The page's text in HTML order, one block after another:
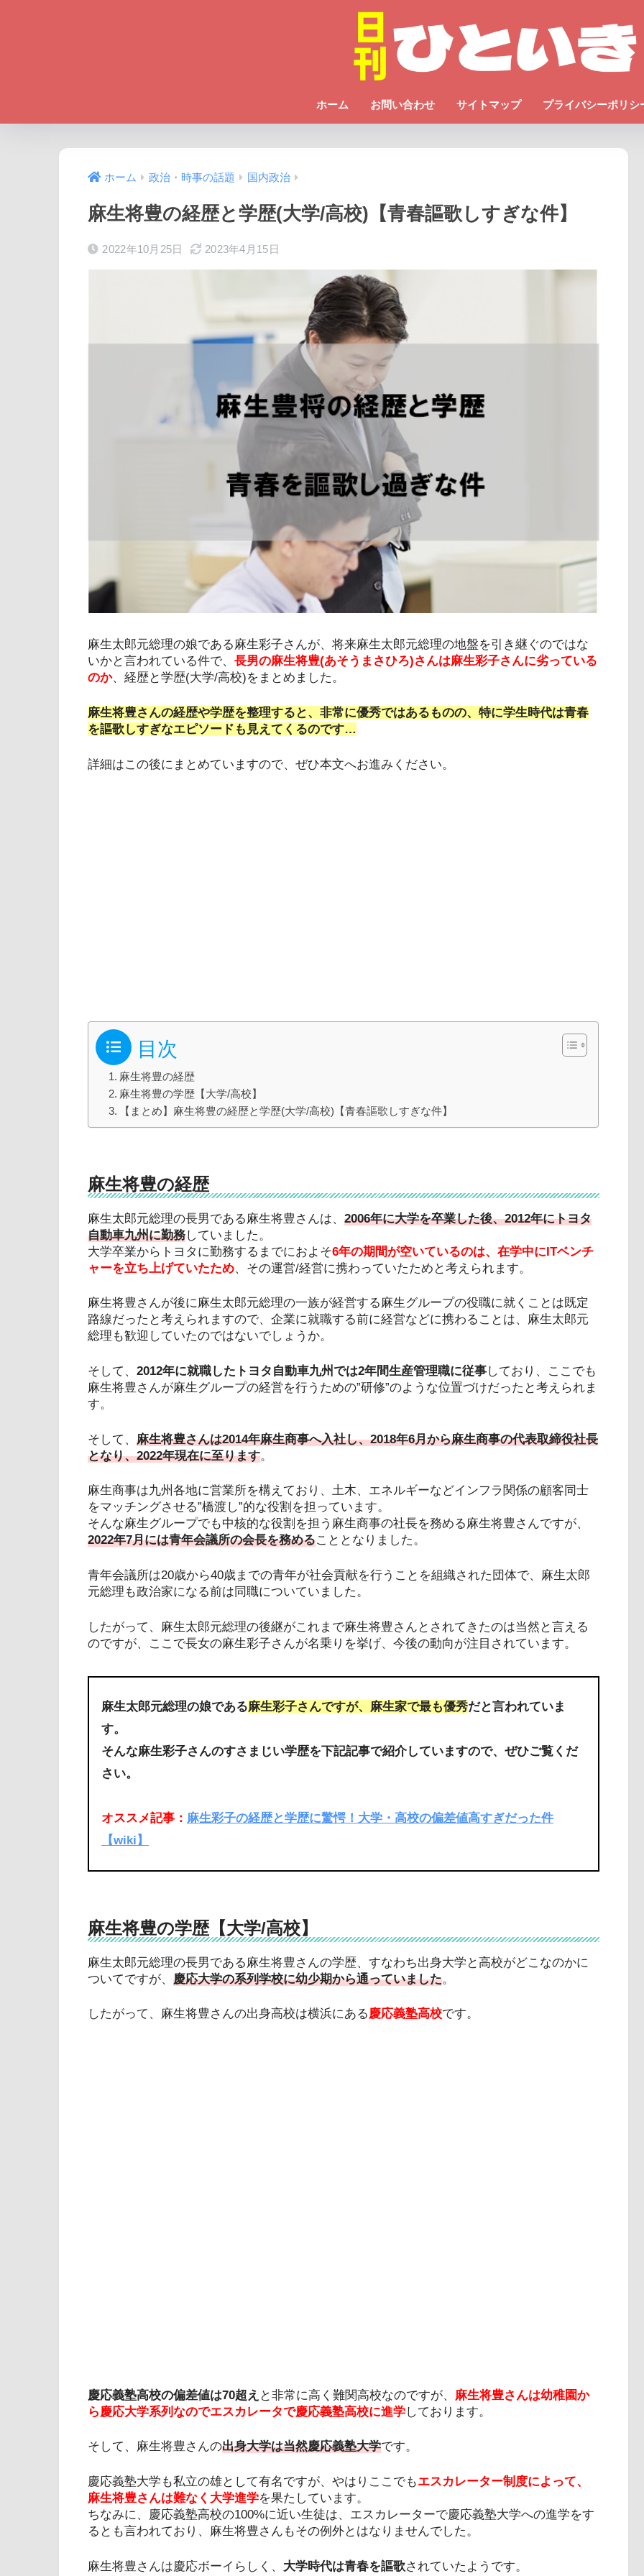
ホーム お問い合わせ サイトマップ プライバシーポリシ
ホーム 政治・時事の話題 国内政治
麻生将豊の経歴と学歴(大学/高校)【青春謳歌しすぎな件】
2022年10月25日 2023年4月15日
麻生太郎元総理の娘である麻生彩子さんが、将来麻生太郎元総理の地盤を引き継ぐのではな
いかと言われている件で、 長男の麻生将豊(あそうまさひろ)さんは麻生彩子さんに劣っている
のか、経歴と学歴(大学/高校)をまとめました。
麻生将豊さんの経歴や学歴を整理すると、非常に優秀ではあるものの、特に学生時代は青春
を謳歌しすぎなエピソードも見えてくるのです…
詳細はこの後にまとめていますので、ぜひ本文へお進みください。
目次
麻生将豊の経歴
麻生将豊の学歴【大学/高校】
【まとめ】麻生将豊の経歴と学歴(大学/高校)【青春謳歌しすぎな件】
麻生将豊の経歴
麻生太郎元総理の長男である麻生将豊さんは、 2006年に大学を卒業した後、2012年にトヨタ
自動車九州に勤務していました。
大学卒業からトヨタに勤務するまでにおよそ6年の期間が空いているのは、在学中にITベンチ
ャーを立ち上げていたため、その運営/経営に携わっていたためと考えられます。
麻生将豊さんが後に麻生太郎元総理の一族が経営する麻生グループの役職に就くことは既定
路線だったと考えられますので、企業に就職する前に経営などに携わることは、麻生太郎元
総理も歓迎していたのではないでしょうか。
そして、 2012年に就職したトヨタ自動車九州では2年間生産管理職に従事しており、ここでも
麻生将豊さんが麻生グループの経営を行うための”研修”のような位置づけだったと考えられま
す。
そして、 麻生将豊さんは2014年麻生商事へ入社し、2018年6月から麻生商事の代表取締役社長
となり、2022年現在に至ります。
麻生商事は九州各地に営業所を構えており、土木、エネルギーなどインフラ関係の顧客同士
をマッチングさせる”橋渡し”的な役割を担っています。
そんな麻生グループでも中核的な役割を担う麻生商事の社長を務める麻生将豊さんですが、
2022年7月には青年会議所の会長を務めることとなりました。
青年会議所は20歳から40歳までの青年が社会貢献を行うことを組織された団体で、麻生太郎
元総理も政治家になる前は同職についていました。
したがって、麻生太郎元総理の後継がこれまで麻生将豊さんとされてきたのは当然と言える
のですが、ここで長女の麻生彩子さんが名乗りを挙げ、今後の動向が注目されています。
麻生太郎元総理の娘である麻生彩子さんですが、麻生家で最も優秀だと言われていま
す。
そんな麻生彩子さんのすさまじい学歴を下記記事で紹介していますので、ぜひご覧くだ
さい。
オススメ記事： 麻生彩子の経歴と学歴に驚愕！大学・高校の偏差値高すぎだった件
【wiki】
麻生将豊の学歴【大学/高校】
麻生太郎元総理の長男である麻生将豊さんの学歴、すなわち出身大学と高校がどこなのかに
ついてですが、 慶応大学の系列学校に幼少期から通っていました。
したがって、麻生将豊さんの出身高校は横浜にある慶応義塾高校です。
慶応義塾高校の偏差値は70超え と非常に高く難関高校なのですが、 麻生将豊さんは幼稚園か
ら慶応大学系列なのでエスカレータで慶応義塾高校に進学しております。
そして、麻生将豊さんの出身大学は当然慶応義塾大学です。
慶応義塾大学も私立の雄として有名ですが、やはりここでもエスカレーター制度によって、
麻生将豊さんは難なく大学進学を果たしています。
ちなみに、慶応義塾高校の100%に近い生徒は、エスカレーターで慶応義塾大学への進学をす
るとも言われており、麻生将豊さんもその例外とはなりませんでした。
麻生将豊さんは慶応ボーイらしく、 大学時代は青春を謳歌されていたようです。